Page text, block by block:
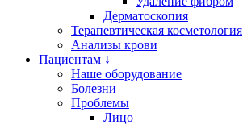
Дерматоскопия
Терапевтическая косметология
Анализы крови
Пациентам ↓
Наше оборудование
Болезни
Проблемы
Лицо